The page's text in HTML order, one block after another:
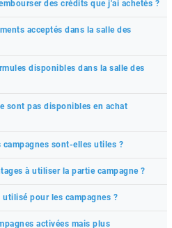
des crédits que j'ai achetés ?
acceptés dans la salle des
disponibles dans la salle des
sont pas disponibles en achat
sont-elles utiles ?
à utiliser la partie campagne ?
pour les campagnes ?
activées mais plus